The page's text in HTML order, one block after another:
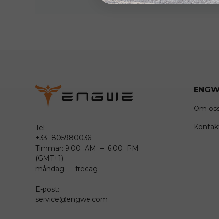
Tel:
+33 805980036
Timmar: 9:00 AM – 6:00 PM
(GMT+1)
måndag – fredag
E-post:
service@engwe.com
Om